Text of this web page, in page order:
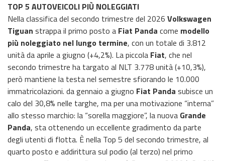
TOP 5 AUTOVEICOLI PIÙ NOLEGGIATI
Nella classifica del secondo trimestre del 2026 Volkswagen
Tiguan strappa il primo posto a Fiat Panda come modello
più noleggiato nel lungo termine, con un totale di 3.812
unità da aprile a giugno (+4,2%). La piccola Fiat, che nel
secondo trimestre ha targato al NLT 3.778 unità (+10,3%),
però mantiene la testa nel semestre sfiorando le 10.000
immatricolazioni. da gennaio a giugno Fiat Panda subisce un
calo del 30,8% nelle targhe, ma per una motivazione “interna”
allo stesso marchio: la “sorella maggiore”, la nuova Grande
Panda, sta ottenendo un eccellente gradimento da parte
degli utenti di flotta. È nella Top 5 del secondo trimestre, al
quarto posto e addirittura sul podio (al terzo) nel primo